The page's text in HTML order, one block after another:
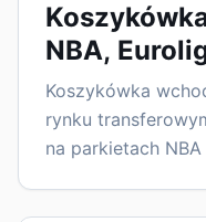
NBA,
domino
Koszykówka
rynku
na parkietach